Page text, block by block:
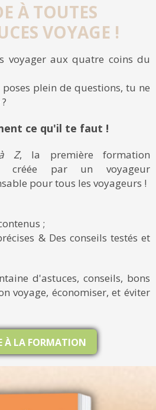
À TOUTES
VOYAGE !
voyager aux quatre coins du
plein de questions, tu ne
ce qu'il te faut !
Z, la première formation
créée par un voyageur
pour tous les voyageurs !
;
& Des conseils testés et
d'astuces, conseils, bons
voyage, économiser, et éviter
À LA FORMATION